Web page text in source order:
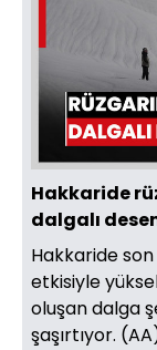
Hakkaride
dalgalı
Hakkaride
etkisiyle
oluşan dalga
şaşırtıyor.